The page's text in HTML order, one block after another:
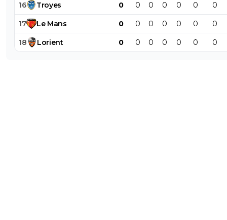
16 Troyes 0 0 0 0 0 0 0
17 Le Mans 0 0 0 0 0 0 0
18 Lorient 0 0 0 0 0 0 0